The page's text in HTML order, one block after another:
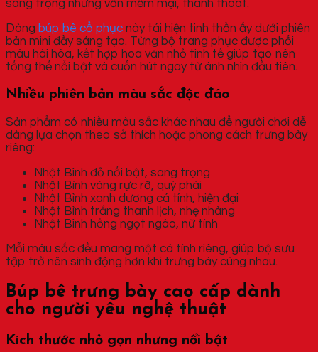
sang trọng nhưng vẫn mềm mại, thanh thoát.
Dòng búp bê cổ phục này tái hiện tinh thần ấy dưới phiên
bản mini đầy sáng tạo. Từng bộ trang phục được phối
màu hài hòa, kết hợp hoa văn nhỏ tinh tế giúp tạo nên
tổng thể nổi bật và cuốn hút ngay từ ánh nhìn đầu tiên.
Nhiều phiên bản màu sắc độc đáo
Sản phẩm có nhiều màu sắc khác nhau để người chơi dễ
dàng lựa chọn theo sở thích hoặc phong cách trưng bày
riêng:
Nhật Bình đỏ nổi bật, sang trọng
Nhật Bình vàng rực rỡ, quý phái
Nhật Bình xanh dương cá tính, hiện đại
Nhật Bình trắng thanh lịch, nhẹ nhàng
Nhật Bình hồng ngọt ngào, nữ tính
Mỗi màu sắc đều mang một cá tính riêng, giúp bộ sưu
tập trở nên sinh động hơn khi trưng bày cùng nhau.
Búp bê trưng bày cao cấp dành
cho người yêu nghệ thuật
Kích thước nhỏ gọn nhưng nổi bật